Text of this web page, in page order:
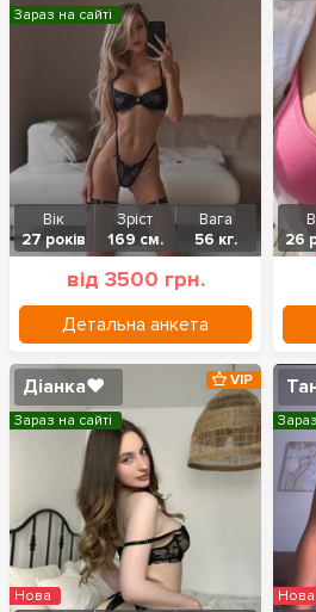
Вік
27 років
Зріст
169 см.
Вага
56 кг.
від 3500 грн.
Детальна анкета
Зараз на сайті
26
Діанка❤️ VIP
Зараз на сайті
Нова Нова